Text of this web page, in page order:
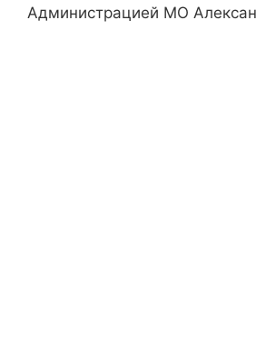
Администрацией МО